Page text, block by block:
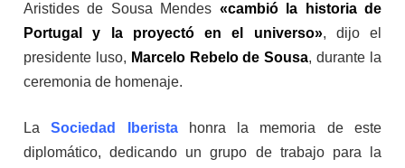
Aristides de Sousa Mendes «cambió la historia de
Portugal y la proyectó en el universo», dijo el
presidente luso, Marcelo Rebelo de Sousa, durante la
ceremonia de homenaje.
LaSociedad Iberistahonra la memoria de este
diplomático, dedicando un grupo de trabajo para la